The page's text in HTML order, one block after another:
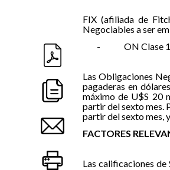
FIX (afiliada de
Negociables a ser
-
ON Clase
Las Obligaciones
pagaderas en
máximo de U$S 20
partir del sexto mes.
partir del sexto mes,
FACTORES
Las calificaciones